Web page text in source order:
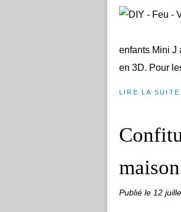
enfants Mini J
en 3D. Pour
LIRE LA SUITE
maison
Publié le 12